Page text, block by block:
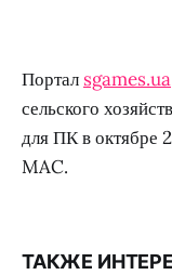
Портал sgames.ua
сельского
для ПК в октябре
MAC.
ТАКЖЕ